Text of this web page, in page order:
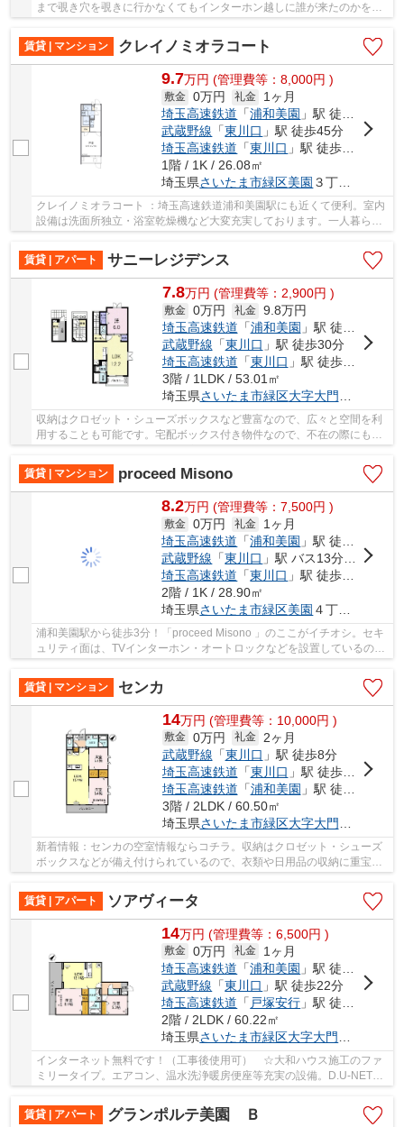
まで覗き穴を覗きに行かなくてもインターホン越しに誰が来たのかを確
賃貸 | マンション
クレイノミオラコート
9.7万円 (管理費等：8,000円 )
敷金 0万円 礼金
1ヶ月
埼玉高速鉄道 「浦和美園 」駅 徒歩12分
武蔵野線 「東川口 」駅 徒歩45分
埼玉高速鉄道 「東川口 」駅 徒歩45分
1階 / 1K / 26.08㎡
埼玉県さいたま市緑区美園 ３丁目-１２-１２
クレイノミオラコート ：埼玉高速鉄道浦和美園駅にも近くて便利。室内
設備は洗面所独立・浴室乾燥機など大変充実しております。一人暮らし
賃貸 | アパート
サニーレジデンス
7.8万円 (管理費等：2,900円 )
敷金 0万円 礼金 9.8万円
埼玉高速鉄道 「浦和美園 」駅 徒歩12分
武蔵野線 「東川口 」駅 徒歩30分
埼玉高速鉄道 「東川口 」駅 徒歩30分
3階 / 1LDK / 53.01㎡
埼玉県さいたま市緑区大字大門
収納はクロゼット・シューズボックスなど豊富なので、広々と空間を利
用することも可能です。宅配ボックス付き物件なので、不在の際にも荷
賃貸 | マンション
proceed Misono
8.2万円 (管理費等：7,500円 )
敷金 0万円 礼金
1ヶ月
埼玉高速鉄道 「浦和美園 」駅 徒歩3分
武蔵野線 「東川口 」駅 バス13分 「浦和美園駅〔東口〕」 停歩4分
埼玉高速鉄道 「東川口 」駅 徒歩37分
2階 / 1K / 28.90㎡
埼玉県さいたま市緑区美園 ４丁目６-１４
浦和美園駅から徒歩3分！「proceed Misono 」のここがイチオシ。セキ
ュリティ面は、TVインターホン・オートロックなどを設置しているので
賃貸 | マンション
センカ
14万円 (管理費等：10,000円 )
敷金 0万円 礼金
2ヶ月
武蔵野線 「東川口 」駅 徒歩8分
埼玉高速鉄道 「東川口 」駅 徒歩8分
埼玉高速鉄道 「浦和美園 」駅 徒歩31分
3階 / 2LDK / 60.50㎡
埼玉県さいたま市緑区大字大門
新着情報：センカの空室情報ならコチラ。収納はクロゼット・シューズ
ボックスなどが備え付けられているので、衣類や日用品の収納に重宝し
ます。共用部には宅配ボックスを設置している...
賃貸 | アパート
ソアヴィータ
14万円 (管理費等：6,500円 )
敷金 0万円 礼金
1ヶ月
埼玉高速鉄道 「浦和美園 」駅 徒歩8分
武蔵野線 「東川口 」駅 徒歩22分
埼玉高速鉄道 「 戸塚安行 」駅 徒歩46分
2階 / 2LDK / 60.22㎡
埼玉県さいたま市緑区大字大門
インターネット無料です！（工事後使用可） ☆大和ハウス施工のファ
ミリータイプ。エアコン、温水洗浄暖房便座等充実の設備。D.U-NET導
入でインターネット基本料金は無料です。ぜひ一...
賃貸 | アパート
グランポルテ美園 Ｂ